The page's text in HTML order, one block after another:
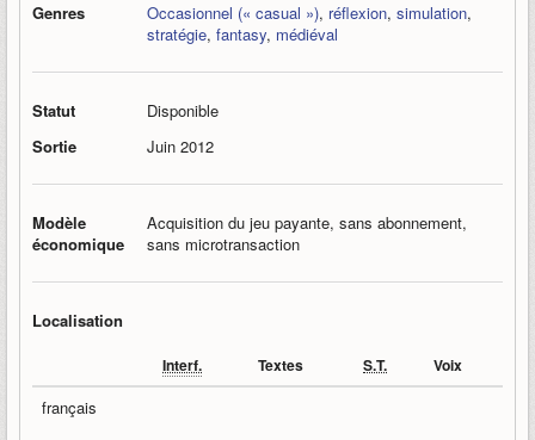
Genres
Occasionnel (« casual »), réflexion, simulation,
stratégie, fantasy, médiéval
Statut
Disponible
Sortie
Juin 2012
Modèle
économique
Acquisition du jeu payante, sans abonnement,
sans microtransaction
Localisation
Interf. Textes S.T. Voix
français